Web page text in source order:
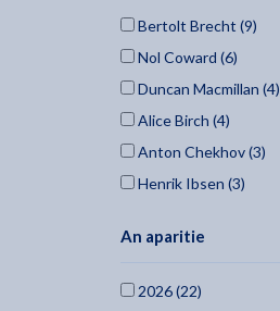
Bertolt Brecht (9)
Nol Coward (6)
Duncan Macmillan (4)
Alice Birch (4)
Anton Chekhov (3)
Henrik Ibsen (3)
Yann Martel (2)
An aparitie
2026 (22)